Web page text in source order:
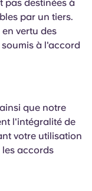
pas destinées à
par un tiers.
vertu des
à l'accord
que notre
l'intégralité de
votre utilisation
les accords